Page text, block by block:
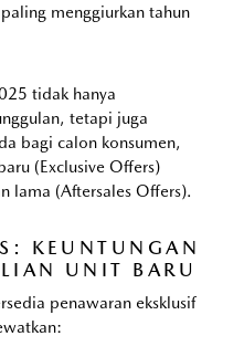
menggiurkan tahun
tidak hanya
tetapi juga
bagi calon konsumen,
(Exclusive Offers)
lama (Aftersales Offers).
KEUNTUNGAN
UNIT BARU
penawaran eksklusif